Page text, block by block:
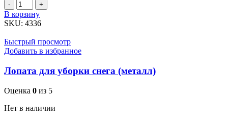
Количество
товара
Кусторез
ВSD-
5085
В корзину
SKU: 4336
Быстрый просмотр
Добавить в избранное
Лопата для уборки снега (металл)
Оценка 0 из 5
Нет в наличии